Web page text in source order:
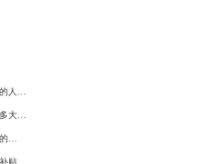
人…
大…
…
贴…